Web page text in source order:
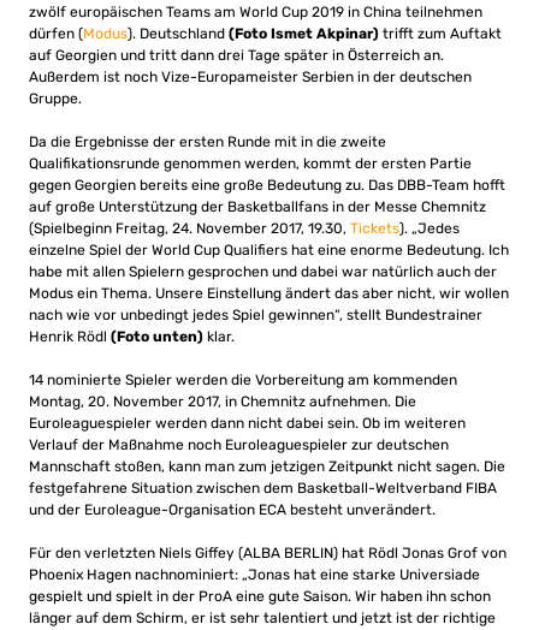
zwölf europäischen Teams am World Cup 2019 in China teilnehmen
dürfen (Modus). Deutschland (Foto Ismet Akpinar) trifft zum Auftakt
auf Georgien und tritt dann drei Tage später in Österreich an.
Außerdem ist noch Vize-Europameister Serbien in der deutschen
Gruppe.
Da die Ergebnisse der ersten Runde mit in die zweite
Qualifikationsrunde genommen werden, kommt der ersten Partie
gegen Georgien bereits eine große Bedeutung zu. Das DBB-Team hofft
auf große Unterstützung der Basketballfans in der Messe Chemnitz
(Spielbeginn Freitag, 24. November 2017, 19.30, Tickets). „Jedes
einzelne Spiel der World Cup Qualifiers hat eine enorme Bedeutung. Ich
habe mit allen Spielern gesprochen und dabei war natürlich auch der
Modus ein Thema. Unsere Einstellung ändert das aber nicht, wir wollen
nach wie vor unbedingt jedes Spiel gewinnen“, stellt Bundestrainer
Henrik Rödl (Foto unten) klar.
14 nominierte Spieler werden die Vorbereitung am kommenden
Montag, 20. November 2017, in Chemnitz aufnehmen. Die
Euroleaguespieler werden dann nicht dabei sein. Ob im weiteren
Verlauf der Maßnahme noch Euroleaguespieler zur deutschen
Mannschaft stoßen, kann man zum jetzigen Zeitpunkt nicht sagen. Die
festgefahrene Situation zwischen dem Basketball-Weltverband FIBA
und der Euroleague-Organisation ECA besteht unverändert.
Für den verletzten Niels Giffey (ALBA BERLIN) hat Rödl Jonas Grof von
Phoenix Hagen nachnominiert: „Jonas hat eine starke Universiade
gespielt und spielt in der ProA eine gute Saison. Wir haben ihn schon
länger auf dem Schirm, er ist sehr talentiert und jetzt ist der richtige